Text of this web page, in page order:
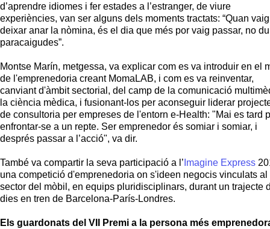
d’aprendre idiomes i fer estades a l’estranger, de viure
experiències, van ser alguns dels moments tractats: “Quan vaig
deixar anar la nòmina, és el dia que més por vaig passar, no
paracaigudes”.
Montse Marín, metgessa, va explicar com es va introduir en el
de l'emprenedoria creant MomaLAB, i com es va reinventar,
canviant d'àmbit sectorial, del camp de la comunicació
la ciència mèdica, i fusionant-los per aconseguir liderar
de consultoria per empreses de l'entorn e-Health: "Mai es tard
enfrontar-se a un repte. Ser emprenedor és somiar i somiar, i
després passar a l’acció", va dir.
També va compartir la seva participació a l’ Imagine Express
una competició d'emprenedoria on s'ideen negocis vinculats al
sector del mòbil, en equips pluridisciplinars, durant un trajecte
dies en tren de Barcelona-París-Londres.
Els guardonats del VII Premi a la persona més